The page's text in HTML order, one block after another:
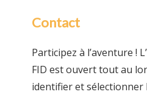
Contact
Participez à l’aventure !
FID est ouvert tout au
identifier et sélectionner